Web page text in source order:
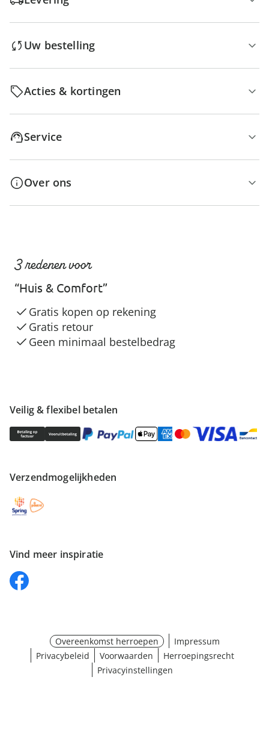
Uw bestelling
Acties & kortingen
Service
Over ons
Veilig & flexibel betalen
Verzendmogelijkheden
Vind meer inspiratie
3 redenen voor
“Huis & Comfort”
Gratis kopen op rekening
Gratis retour
Geen minimaal bestelbedrag
Overeenkomst herroepen
Impressum
Privacybeleid
Voorwaarden
Herroepingsrecht
Privacyinstellingen